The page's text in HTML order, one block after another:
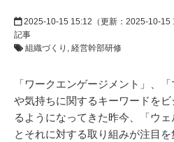
2025-10-15 15:12 （更新： 2025-10-15
記事
組織づくり
経営幹部研修
「ワークエンゲージメント」、
や気持ちに関するキーワードを
るようになってきた昨今、「ウ
とそれに対する取り組みが注目を